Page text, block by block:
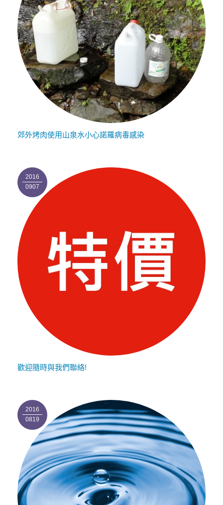
郊外烤肉使用山泉水小心諾羅病毒感染
2016
0907
歡迎隨時與我們聯絡!
2016
0819